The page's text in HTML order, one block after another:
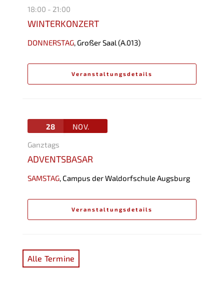
18:00 - 21:00
WINTERKONZERT
DONNERSTAG, Großer Saal (A.013)
Veranstaltungsdetails
28
NOV.
Ganztags
ADVENTSBASAR
SAMSTAG, Campus der Waldorfschule Augsburg
Veranstaltungsdetails
Alle Termine